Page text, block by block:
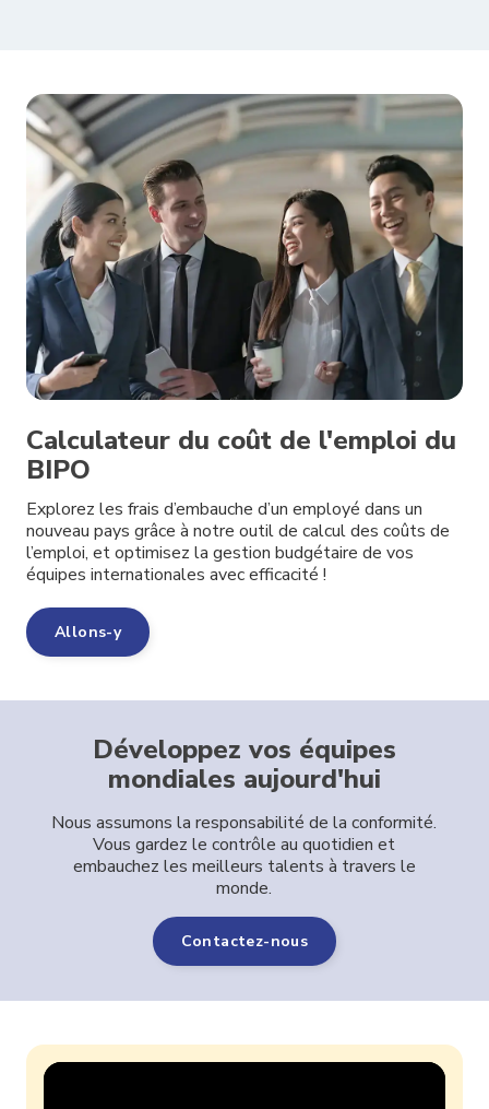
Calculateur du coût de l'emploi du
BIPO
Explorez les frais d’embauche d’un employé dans un
nouveau pays grâce à notre outil de calcul des coûts de
l’emploi, et optimisez la gestion budgétaire de vos
équipes internationales avec efficacité !
Allons-y
Développez vos équipes
mondiales aujourd'hui
Nous assumons la responsabilité de la conformité.
Vous gardez le contrôle au quotidien et
embauchez les meilleurs talents à travers le
monde.
Contactez-nous